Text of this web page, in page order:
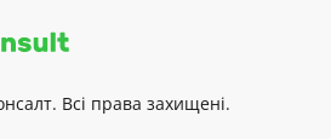
Всі права захищені.